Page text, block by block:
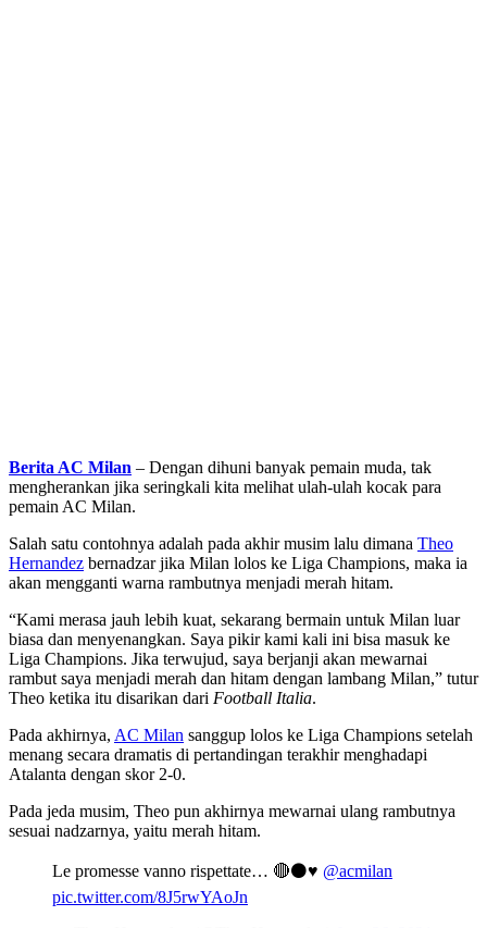
Berita AC Milan – Dengan dihuni banyak pemain muda, tak
mengherankan jika seringkali kita melihat ulah-ulah kocak para
pemain AC Milan.
Salah satu contohnya adalah pada akhir musim lalu dimana Theo
Hernandez bernadzar jika Milan lolos ke Liga Champions, maka ia
akan mengganti warna rambutnya menjadi merah hitam.
“Kami merasa jauh lebih kuat, sekarang bermain untuk Milan luar
biasa dan menyenangkan. Saya pikir kami kali ini bisa masuk ke
Liga Champions. Jika terwujud, saya berjanji akan mewarnai
rambut saya menjadi merah dan hitam dengan lambang Milan,” tutur
Theo ketika itu disarikan dari Football Italia.
Pada akhirnya, AC Milan sanggup lolos ke Liga Champions setelah
menang secara dramatis di pertandingan terakhir menghadapi
Atalanta dengan skor 2-0.
Pada jeda musim, Theo pun akhirnya mewarnai ulang rambutnya
sesuai nadzarnya, yaitu merah hitam.
Le promesse vanno rispettate… 🔴⚫️♥️ @acmilan
pic.twitter.com/8J5rwYAoJn